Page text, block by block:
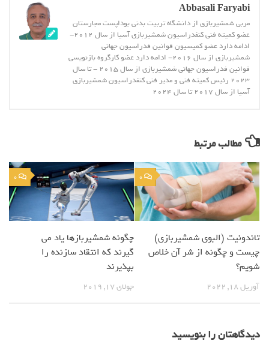
Abbasali Faryabi
مربی شمشیربازی از دانشگاه تربیت بدنی بوداپست مجارستان
عضو کمیته فنی کنفدراسیون شمشیربازی آسیا از سال 2012-
ادامه دارد عضو کمیسیون قوانین فدراسیون جهانی
شمشیربازی از سال 2016- ادامه دارد عضو کارگروه بازنویسی
قوانین فدراسیون جهانی شمشیربازی از سال 2015 - تا سال
2023 رئیس کمیته فنی و مدیر فنی کنفدراسیون شمشیربازی
آسیا از سال 2017 تا سال 2024
مطالب مرتبط
0
تاندونیت (البوی شمشیربازی)
چیست و چگونه از شر آن خلاص
شویم؟
آوریل 18, 2022
0
چگونه شمشیربازها یاد می
گیرند که انتقاد سازنده را
بپذیرند
جولای 17, 2019
دیدگاهتان را بنویسید